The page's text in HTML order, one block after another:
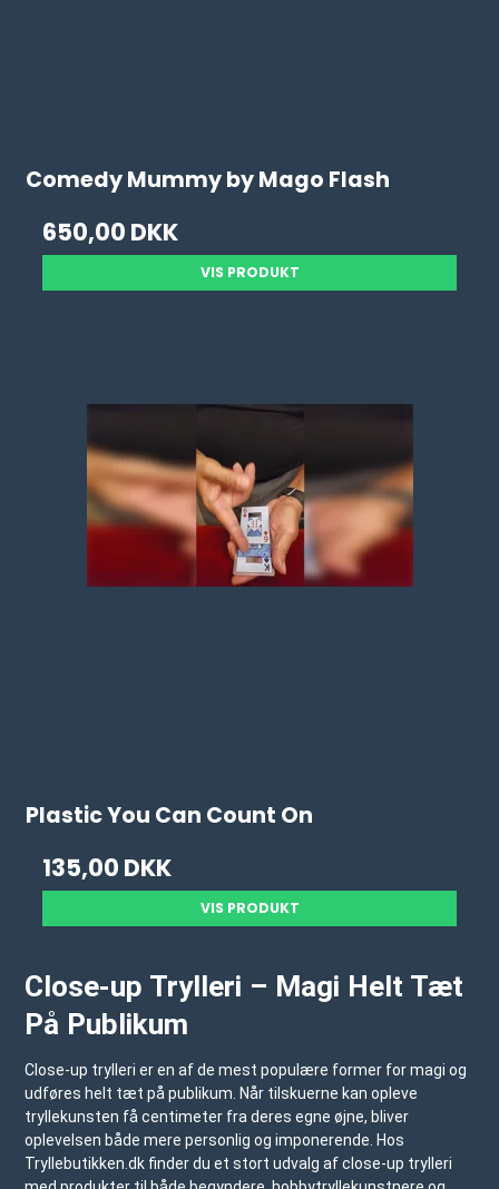
Comedy Mummy by Mago Flash
650,00 DKK
VIS PRODUKT
Plastic You Can Count On
135,00 DKK
VIS PRODUKT
Close-up Trylleri – Magi Helt Tæt
På Publikum
Close-up trylleri er en af de mest populære former for magi og
udføres helt tæt på publikum. Når tilskuerne kan opleve
tryllekunsten få centimeter fra deres egne øjne, bliver
oplevelsen både mere personlig og imponerende. Hos
Tryllebutikken.dk finder du et stort udvalg af close-up trylleri